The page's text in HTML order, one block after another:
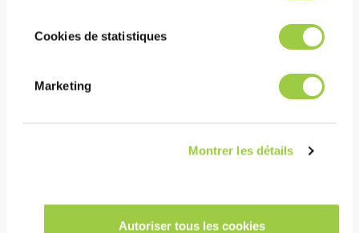
Cookies de statistiques
Marketing
Montrer les détails
Autoriser tous les cookies